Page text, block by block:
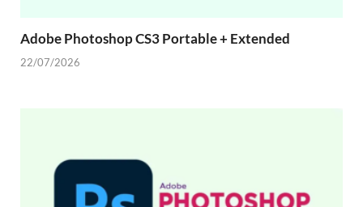
Adobe Photoshop CS3 Portable + Extended
22/07/2026